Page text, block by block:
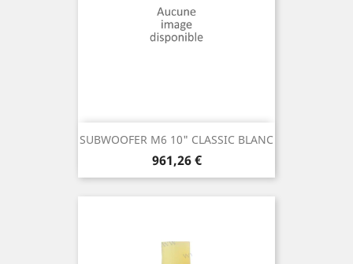
SUBWOOFER M6 10" CLASSIC BLANC
Prix
961,26 €